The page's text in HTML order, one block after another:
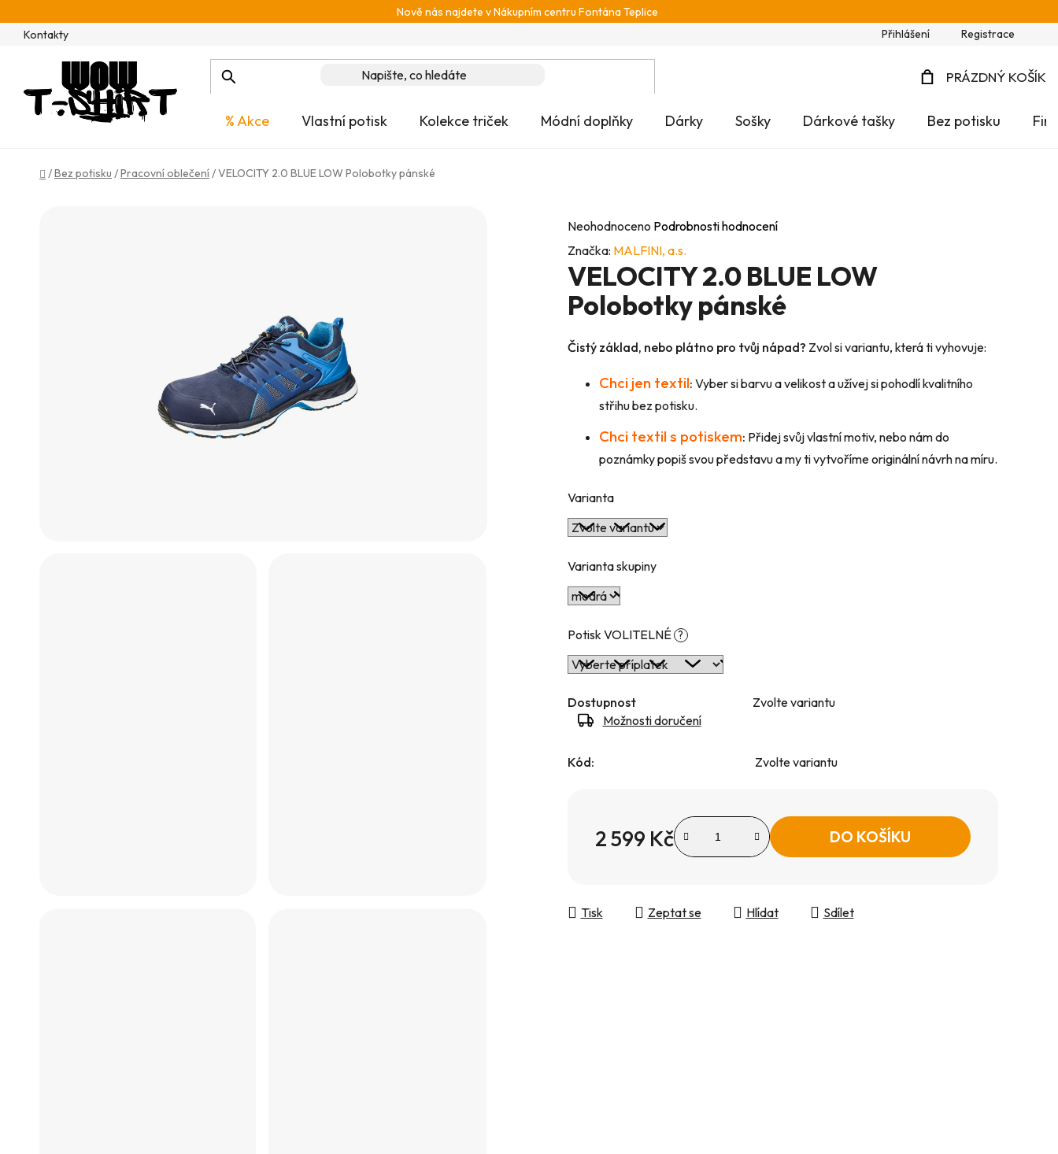
na
obsah
Nově nás najdete v Nákupním centru Fontána Teplice
Kontakty
Přihlášení Registrace
PRÁZDNÝ KOŠÍK
% Akce Vlastní potisk Kolekce triček Módní doplňky Dárky Sošky Dárkové tašky Bez potisku
Domů
/Bez potisku /Pracovní oblečení/VELOCITY 2.0 BLUE LOW Polobotky pánské
Průměrné
hodnocení
produktu
je
0,0
5
Neohodnoceno Podrobnosti hodnocení
Značka: MALFINI, a.s.
VELOCITY 2.0 BLUE LOW
Polobotky pánské
Čistý základ, nebo plátno pro tvůj nápad? Zvol si variantu, která ti vyhovuje:
Chci jen textil: Vyber si barvu a velikost a užívej si pohodlí kvalitního
střihu bez potisku.
Chci textil s potiskem: Přidej svůj vlastní motiv, nebo nám do
poznámky popiš svou představu a my ti vytvoříme originální návrh na míru.
Varianta
Varianta skupiny
Potisk VOLITELNÉ ?
Dostupnost
Zvolte variantu
Možnosti doručení
Kód: Zvolte variantu
2 599 Kč DO KOŠÍKU
Tisk Zeptat se Hlídat Sdílet